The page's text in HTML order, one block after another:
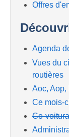
Offres
Agenda
Vues du
routières
Aoc, Aop,
Ce mois-
Co-